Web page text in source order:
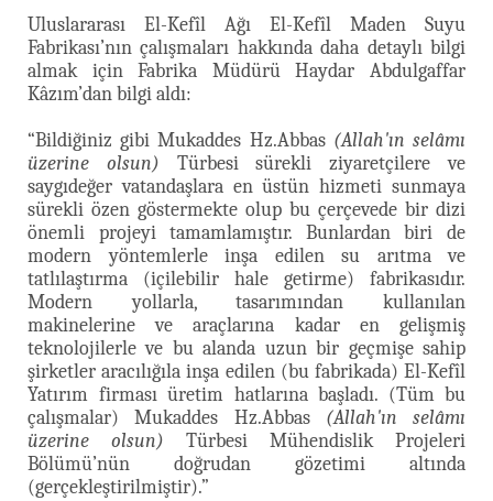
Uluslararası El-Kefîl Ağı El-Kefîl Maden Suyu
Fabrikası’nın çalışmaları hakkında daha detaylı bilgi
almak için Fabrika Müdürü Haydar Abdulgaffar
Kâzım’dan bilgi aldı:
“Bildiğiniz gibi Mukaddes Hz.Abbas (Allah'ın selâmı
üzerine olsun) Türbesi sürekli ziyaretçilere ve
saygıdeğer vatandaşlara en üstün hizmeti sunmaya
sürekli özen göstermekte olup bu çerçevede bir dizi
önemli projeyi tamamlamıştır. Bunlardan biri de
modern yöntemlerle inşa edilen su arıtma ve
tatlılaştırma (içilebilir hale getirme) fabrikasıdır.
Modern yollarla, tasarımından kullanılan
makinelerine ve araçlarına kadar en gelişmiş
teknolojilerle ve bu alanda uzun bir geçmişe sahip
şirketler aracılığıla inşa edilen (bu fabrikada) El-Kefîl
Yatırım firması üretim hatlarına başladı. (Tüm bu
çalışmalar) Mukaddes Hz.Abbas (Allah'ın selâmı
üzerine olsun) Türbesi Mühendislik Projeleri
Bölümü’nün doğrudan gözetimi altında
(gerçekleştirilmiştir).”